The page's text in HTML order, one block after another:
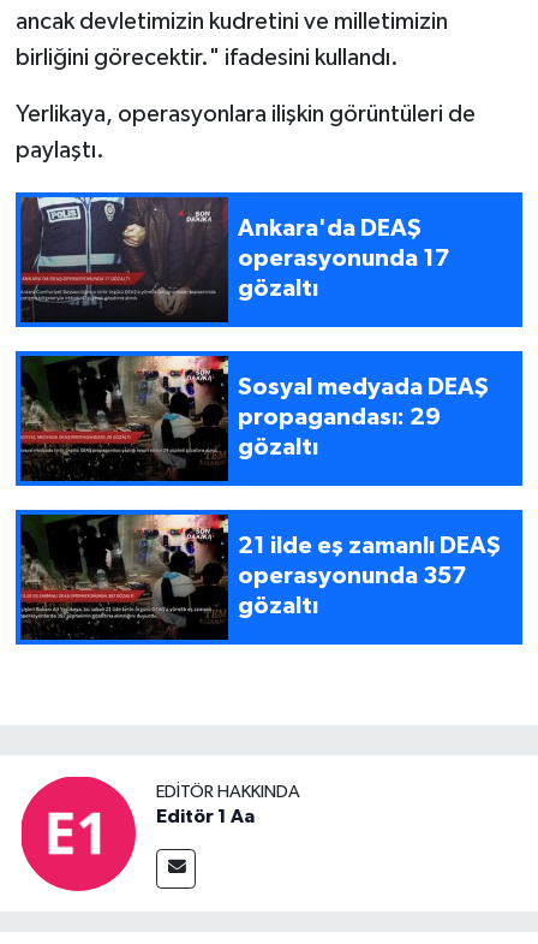
ancak devletimizin kudretini ve milletimizin
birliğini görecektir." ifadesini kullandı.
Yerlikaya, operasyonlara ilişkin görüntüleri de
paylaştı.
Ankara'da DEAŞ
operasyonunda 17
gözaltı
Sosyal medyada DEAŞ
propagandası: 29
gözaltı
21 ilde eş zamanlı DEAŞ
operasyonunda 357
gözaltı
EDITÖR HAKKINDA
Editör 1 Aa